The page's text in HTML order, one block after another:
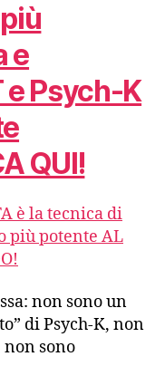
e
e Psych-K
QUI!
è la tecnica di
più potente AL
non sono un
di Psych-K, non
sono